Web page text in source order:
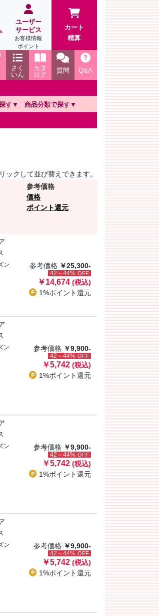
ユーザー
サービス
お客様情報
ポイント
カート
精算
Q&A
質問
カタ
ログ
さく
いん
す 商品分類で探す
ックして並び替えできます。
参考価格
価格
ポイント還元
ン 参考価格 ￥25,300-
42～44% OFF
￥14,674 (税込)
1%ポイント還元
ン 参考価格 ￥9,900-
42～44% OFF
￥5,742 (税込)
1%ポイント還元
ン 参考価格 ￥9,900-
42～44% OFF
￥5,742 (税込)
1%ポイント還元
ン 参考価格 ￥9,900-
42～44% OFF
￥5,742 (税込)
1%ポイント還元